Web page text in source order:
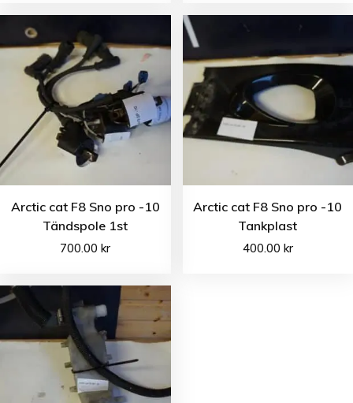
Arctic cat F8 Sno pro -10
Tändspole 1st
700.00kr
Arctic cat F8 Sno pro -10
Tankplast
400.00 kr